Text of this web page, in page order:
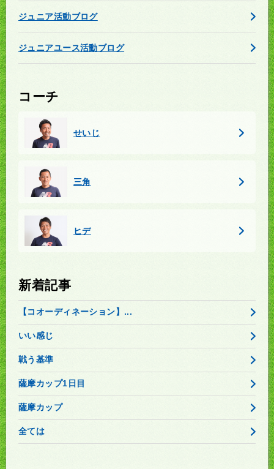
ジュニア活動ブログ
ジュニアユース活動ブログ
コーチ
せいじ
三角
ヒデ
新着記事
【コオーディネーション】...
いい感じ
戦う基準
薩摩カップ1日目
薩摩カップ
全ては